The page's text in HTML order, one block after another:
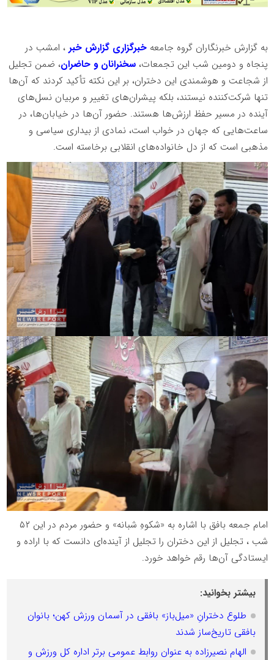
به گزارش خبرنگاران گروه جامعهخبرگزاری گزارش خبر ، امشب در
پنجاه و دومین شب این تجمعات، سخنرانان و حاضران، ضمن تجلیل
از شجاعت و هوشمندی این دختران، بر این نکته تأکید کردند که آن‌ها
تنها شرکت‌کننده نیستند، بلکه پیشران‌های تغییر و مربیان نسل‌های
آینده در مسیر حفظ ارزش‌ها هستند. حضور آن‌ها در خیابان‌ها، در
ساعت‌هایی که جهان در خواب است، نمادی از بیداری سیاسی و
مذهبی است که از دل خانواده‌های انقلابی برخاسته است.
امام جمعه بافق با اشاره به «شکوهِ شبانه» و حضور مردم در این ۵۲
شب ، تجلیل از این دختران را تجلیل از آینده‌ای دانست که با اراده و
ایستادگی آن‌ها رقم خواهد خورد.
بیشتر بخوانید:
طلوع دخترانِ «میل‌باز» بافقی در آسمان ورزش کهن؛ بانوان
بافقی تاریخ‌ساز شدند
الهام نصیرزاده به عنوان روابط عمومی برتر اداره کل ورزش و